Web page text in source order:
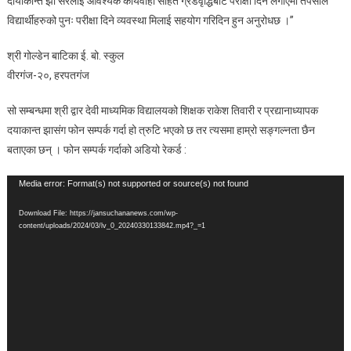
विद्यार्थीहरुको पुनः परीक्षा दिने व्यवस्था मिलाई सहयोग गरिदिन हुन अनुरोधछ ।”
श्री गोल्डेन बाटिका ई. बो. स्कुल
वीरगंज-२०, हरपतगंज
सो सम्बन्धमा श्री द्वार देवी माध्यमिक विद्यालयको शिक्षक राकेश तिवारी र प्रद्यानाध्यापक
दयाकान्त झासंग फोन सम्पर्क गर्दा हो त्रुटि भएको छ तर त्यसमा हाम्रो सङ्गल्नता छैन
बताएका छन् । फोन सम्पर्क गर्दाको अडियो रेकर्ड :
Video
Media error: Format(s) not supported or source(s) not found
Download File: https://jansuchananews.com/wp-
content/uploads/2024/03/lv_0_20240330133842.mp4?_=1